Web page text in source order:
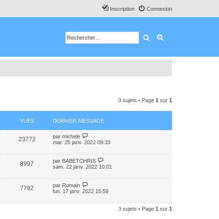
Connexion
Inscription
Rechercher
3 sujets • Page 1 sur 1
VUES DERNIER MESSAGE
23772 par michele
mar. 25 janv. 2022 09:33
8997 par BABETCHRIS
sam. 22 janv. 2022 10:01
7792 par Romain
lun. 17 janv. 2022 15:59
3 sujets • Page 1 sur 1